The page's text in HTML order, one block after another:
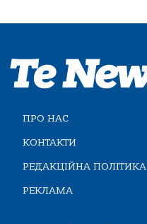
ПРО НАС
КОНТАКТИ
РЕДАКЦІЙНА ПОЛІТИКА
РЕКЛАМА